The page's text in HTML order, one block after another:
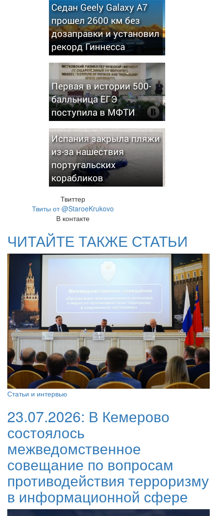
Седан Geely Galaxy A7
прошел 2600 км без
дозаправки и установил
рекорд Гиннесса
Первая в истории 500-
балльница ЕГЭ
поступила в МФТИ
Испания закрыла пляжи
из-за нашествия
португальских
корабликов
Твиттер
Твиты от @StaroeKrukovo
В контакте
ЧИТАЙТЕ ТАКЖЕ СТАТЬИ
Статьи и интервью
23.07.2026: В Кемерово
состоялось
межведомственное
совещание по вопросам
противодействия терроризму
в информационной сфере